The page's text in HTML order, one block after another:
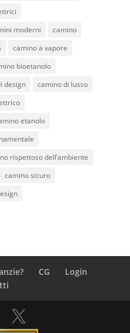
moderni
camino
camino a vapore
bioetanolo
design
camino di lusso
etanolo
rispettoso dell’ambiente
camino sicuro
CG
Login